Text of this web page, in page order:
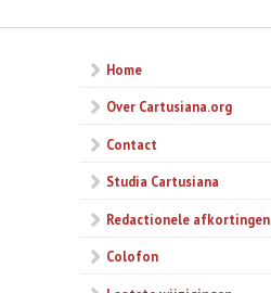
Home
Over Cartusiana.org
Contact
Studia Cartusiana
Redactionele afkortingen
Colofon